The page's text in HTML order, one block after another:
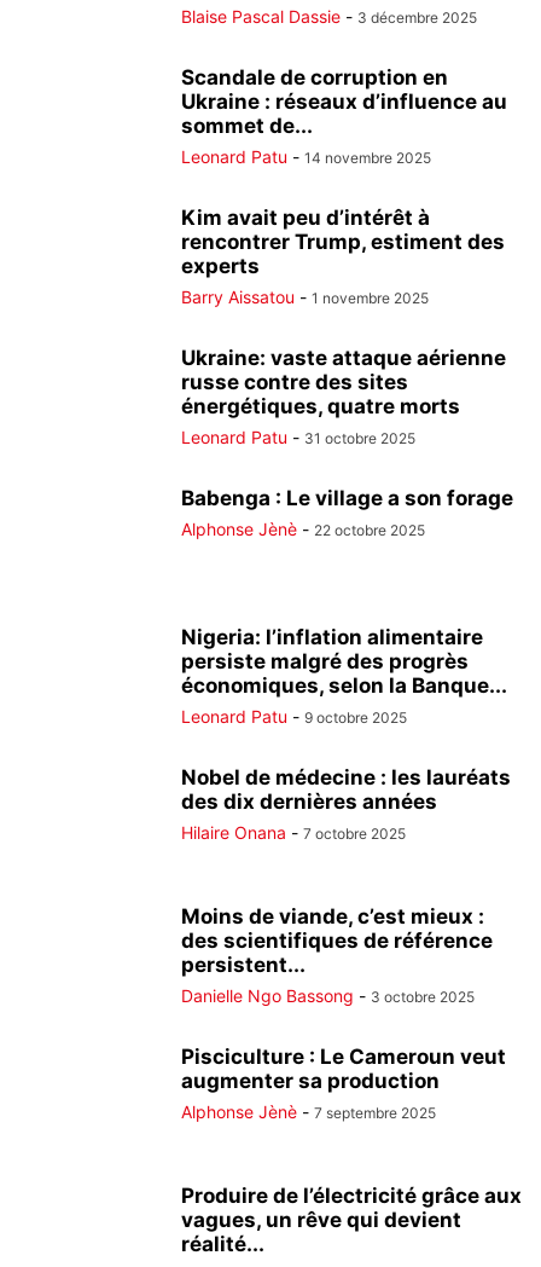
Blaise Pascal Dassie - 3 décembre 2025
Scandale de corruption en
Ukraine : réseaux d’influence au
sommet de...
Leonard Patu - 14 novembre 2025
Kim avait peu d’intérêt à
rencontrer Trump, estiment des
experts
Barry Aissatou - 1 novembre 2025
Ukraine: vaste attaque aérienne
russe contre des sites
énergétiques, quatre morts
Leonard Patu - 31 octobre 2025
Babenga : Le village a son forage
Alphonse Jènè - 22 octobre 2025
Nigeria: l’inflation alimentaire
persiste malgré des progrès
économiques, selon la Banque...
Leonard Patu - 9 octobre 2025
Nobel de médecine : les lauréats
des dix dernières années
Hilaire Onana - 7 octobre 2025
Moins de viande, c’est mieux :
des scientifiques de référence
persistent...
Danielle Ngo Bassong - 3 octobre 2025
Pisciculture : Le Cameroun veut
augmenter sa production
Alphonse Jènè - 7 septembre 2025
Produire de l’électricité grâce aux
vagues, un rêve qui devient
réalité...